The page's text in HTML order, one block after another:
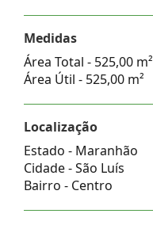
Medidas
Área Total - 525,00 m²
Área Útil - 525,00 m²
Localização
Estado - Maranhão
Cidade -São Luís
Bairro - Centro